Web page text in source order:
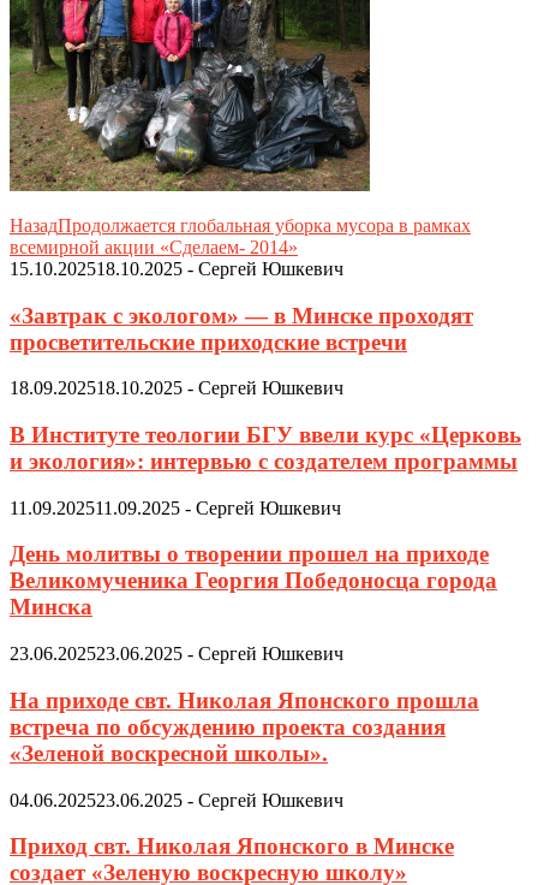
НазадПродолжается глобальная уборка мусора в рамках
всемирной акции «Сделаем- 2014»
15.10.202518.10.2025 - Сергей Юшкевич
«Завтрак с экологом» — в Минске проходят
просветительские приходские встречи
18.09.202518.10.2025 - Сергей Юшкевич
В Институте теологии БГУ ввели курс «Церковь
и экология»: интервью с создателем программы
11.09.202511.09.2025 - Сергей Юшкевич
День молитвы о творении прошел на приходе
Великомученика Георгия Победоносца города
Минска
23.06.202523.06.2025 - Сергей Юшкевич
На приходе свт. Николая Японского прошла
встреча по обсуждению проекта создания
«Зеленой воскресной школы».
04.06.202523.06.2025 - Сергей Юшкевич
Приход свт. Николая Японского в Минске
создает «Зеленую воскресную школу»